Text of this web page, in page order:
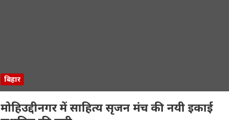
बिहार
मोहिउद्दीनगर में साहित्य सृजन मंच की नयी इकाई